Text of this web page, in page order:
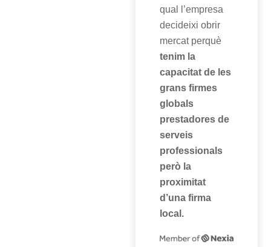
qual l’empresa
decideixi obrir
mercat perquè
tenim la
capacitat de les
grans firmes
globals
prestadores de
serveis
professionals
però la
proximitat
d’una firma
local.